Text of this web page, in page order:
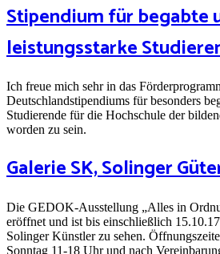
Stipendium für begabte
leistungsstarke
Ich freue mich sehr in das
Deutschlandstipendiums für besonders
Studierende für die Hochschule der
worden zu sein.
Galerie SK, Solinger
Die GEDOK-Ausstellung „Alles in
eröffnet und ist bis einschließlich
Solinger Künstler zu sehen.
Sonntag 11-18 Uhr und nach